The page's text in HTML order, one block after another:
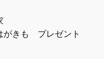
がきも プレゼント